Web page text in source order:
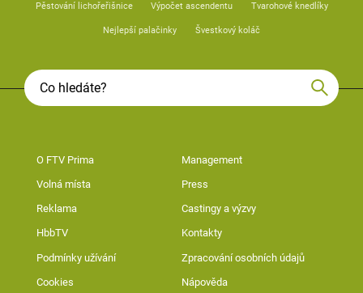
Pěstování lichořeřišnice Výpočet ascendentu Tvarohové knedlíky
Nejlepší palačinky Švestkový koláč
O FTV Prima Management
Volná místa Press
Reklama Castingy a výzvy
HbbTV Kontakty
Podmínky užívání Zpracování osobních údajů
Cookies Nápověda